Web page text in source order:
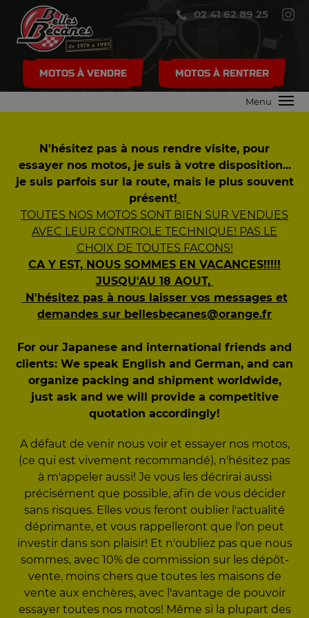
02 41 62 89 25
MOTOS À VENDRE MOTOS À RENTRER
Menu
N'hésitez pas à nous rendre visite, pour
essayer nos motos, je suis à votre disposition...
je suis parfois sur la route, mais le plus souvent
présent!
TOUTES NOS MOTOS SONT BIEN SUR VENDUES
AVEC LEUR CONTROLE TECHNIQUE! PAS LE
CHOIX DE TOUTES FACONS!
CA Y EST, NOUS SOMMES EN VACANCES!!!!!
JUSQU'AU 18 AOUT,
N'hésitez pas à nous laisser vos messages et
demandes sur bellesbecanes@orange.fr
For our Japanese and international friends and
clients: We speak English and German, and can
organize packing and shipment worldwide,
just ask and we will provide a competitive
quotation accordingly!
A défaut de venir nous voir et essayer nos motos,
(ce qui est vivement recommandé), n'hésitez pas
à m'appeler aussi! Je vous les décrirai aussi
précisément que possible, afin de vous décider
sans risques. Elles vous feront oublier l'actualité
déprimante, et vous rappelleront que l'on peut
investir dans son plaisir! Et n'oubliez pas que nous
sommes, avec 10% de commission sur les dépôt-
vente, moins chers que toutes les maisons de
vente aux enchères, avec l'avantage de pouvoir
essayer toutes nos motos! Même si la plupart des